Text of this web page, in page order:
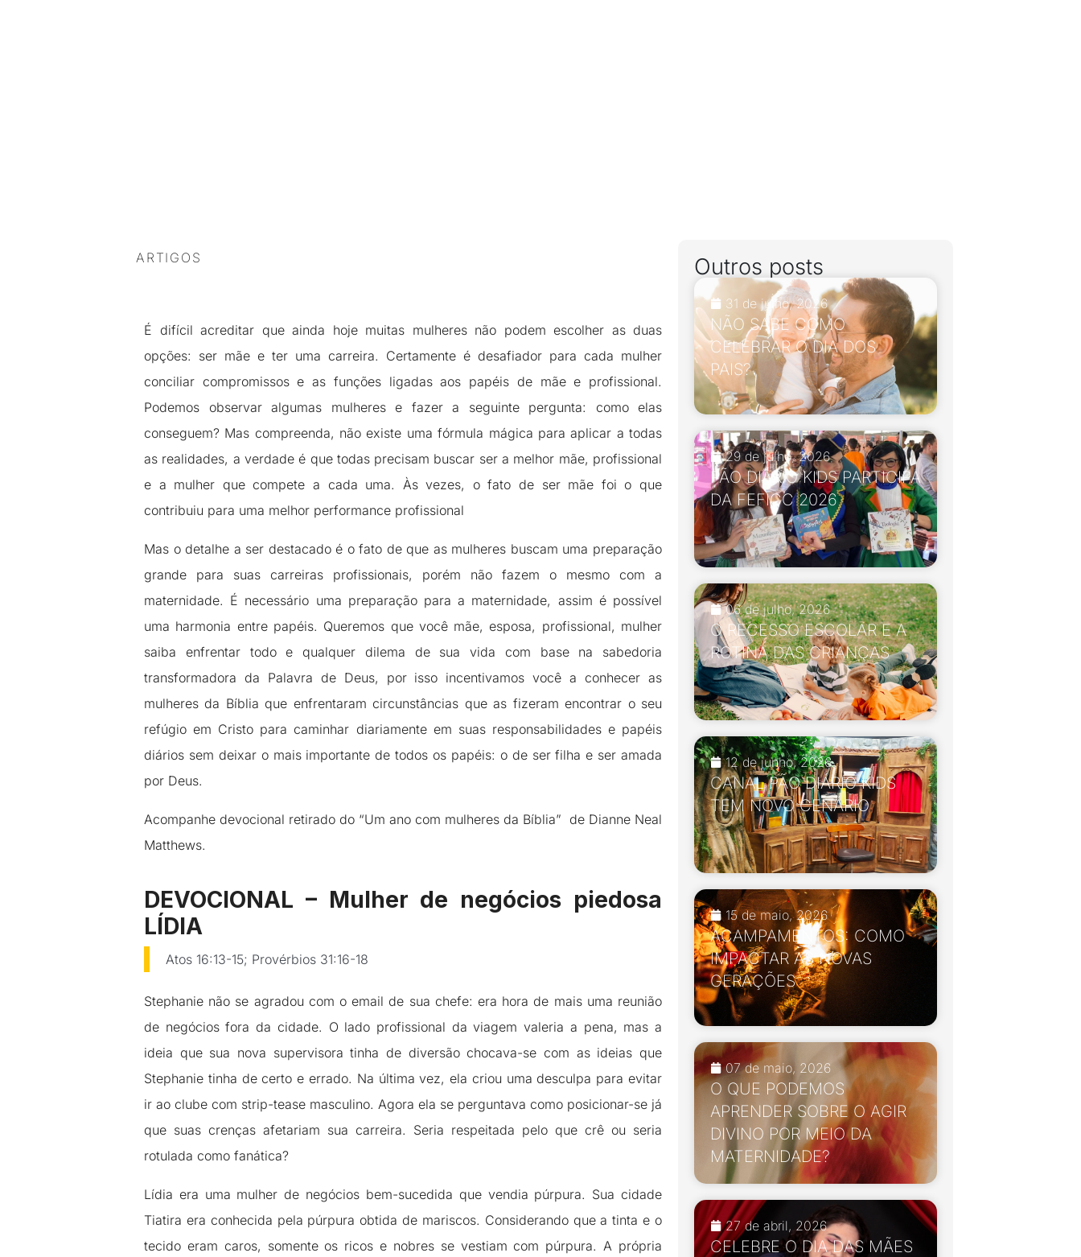
ARTIGOS
É difícil acreditar que ainda hoje muitas mulheres não podem escolher as duas
opções: ser mãe e ter uma carreira. Certamente é desafiador para cada mulher
conciliar compromissos e as funções ligadas aos papéis de mãe e profissional.
Podemos observar algumas mulheres e fazer a seguinte pergunta: como elas
conseguem? Mas compreenda, não existe uma fórmula mágica para aplicar a todas
as realidades, a verdade é que todas precisam buscar ser a melhor mãe, profissional
e a mulher que compete a cada uma. Às vezes, o fato de ser mãe foi o que
contribuiu para uma melhor performance profissional
Mas o detalhe a ser destacado é o fato de que as mulheres buscam uma preparação
grande para suas carreiras profissionais, porém não fazem o mesmo com a
maternidade. É necessário uma preparação para a maternidade, assim é possível
uma harmonia entre papéis. Queremos que você mãe, esposa, profissional, mulher
saiba enfrentar todo e qualquer dilema de sua vida com base na sabedoria
transformadora da Palavra de Deus, por isso incentivamos você a conhecer as
mulheres da Bíblia que enfrentaram circunstâncias que as fizeram encontrar o seu
refúgio em Cristo para caminhar diariamente em suas responsabilidades e papéis
diários sem deixar o mais importante de todos os papéis: o de ser filha e ser amada
por Deus.
Acompanhe devocional retirado do “Um ano com mulheres da Bíblia” de Dianne Neal
Matthews.
DEVOCIONAL – Mulher de negócios piedosa
LÍDIA
Atos 16:13-15; Provérbios 31:16-18
Stephanie não se agradou com o email de sua chefe: era hora de mais uma reunião
de negócios fora da cidade. O lado profissional da viagem valeria a pena, mas a
ideia que sua nova supervisora tinha de diversão chocava-se com as ideias que
Stephanie tinha de certo e errado. Na última vez, ela criou uma desculpa para evitar
ir ao clube com strip-tease masculino. Agora ela se perguntava como posicionar-se já
que suas crenças afetariam sua carreira. Seria respeitada pelo que crê ou seria
rotulada como fanática?
Lídia era uma mulher de negócios bem-sucedida que vendia púrpura. Sua cidade
Tiatira era conhecida pela púrpura obtida de mariscos. Considerando que a tinta e o
tecido eram caros, somente os ricos e nobres se vestiam com púrpura. A própria
Outros posts
31 de julho, 2026
NÃO SABE COMO
CELEBRAR O DIA DOS
PAIS?
29 de julho, 2026
PÃO DIÁRIO KIDS PARTICIPA
DA FEFICC 2026
06 de julho, 2026
O RECESSO ESCOLAR E A
ROTINA DAS CRIANÇAS
12 de junho, 2026
CANAL PÃO DIÁRIO KIDS
TEM NOVO CENÁRIO
15 de maio, 2026
ACAMPAMENTOS: COMO
IMPACTAR AS NOVAS
GERAÇÕES
07 de maio, 2026
O QUE PODEMOS
APRENDER SOBRE O AGIR
DIVINO POR MEIO DA
MATERNIDADE?
27 de abril, 2026
CELEBRE O DIA DAS MÃES